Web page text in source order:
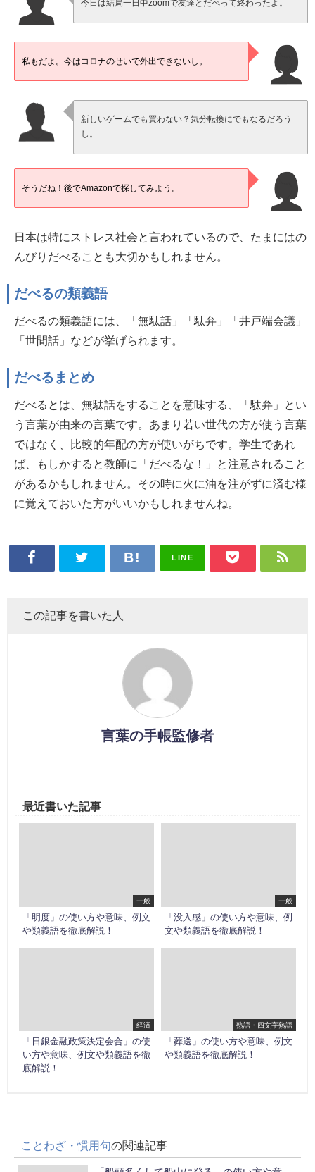
今日は結局一日中zoomで友達とだべって終わったよ。
私もだよ。今はコロナのせいで外出できないし。
新しいゲームでも買わない？気分転換にでもなるだろう
し。
そうだね！後でAmazonで探してみよう。
日本は特にストレス社会と言われているので、たまにはの
んびりだべることも大切かもしれません。
だべるの類義語
だべるの類義語には、「無駄話」「駄弁」「井戸端会議」
「世間話」などが挙げられます。
だべるまとめ
だべるとは、無駄話をすることを意味する、「駄弁」とい
う言葉が由来の言葉です。あまり若い世代の方が使う言葉
ではなく、比較的年配の方が使いがちです。学生であれ
ば、もしかすると教師に「だべるな！」と注意されること
があるかもしれません。その時に火に油を注がずに済む様
に覚えておいた方がいいかもしれませんね。
LINE
この記事を書いた人
言葉の手帳監修者
最近書いた記事
一般
「明度」の使い方や意味、例文
や類義語を徹底解説！
一般
「没入感」の使い方や意味、例
文や類義語を徹底解説！
経済
「日銀金融政策決定会合」の使
い方や意味、例文や類義語を徹
底解説！
熟語・四文字熟語
「葬送」の使い方や意味、例文
や類義語を徹底解説！
ことわざ・慣用句の関連記事